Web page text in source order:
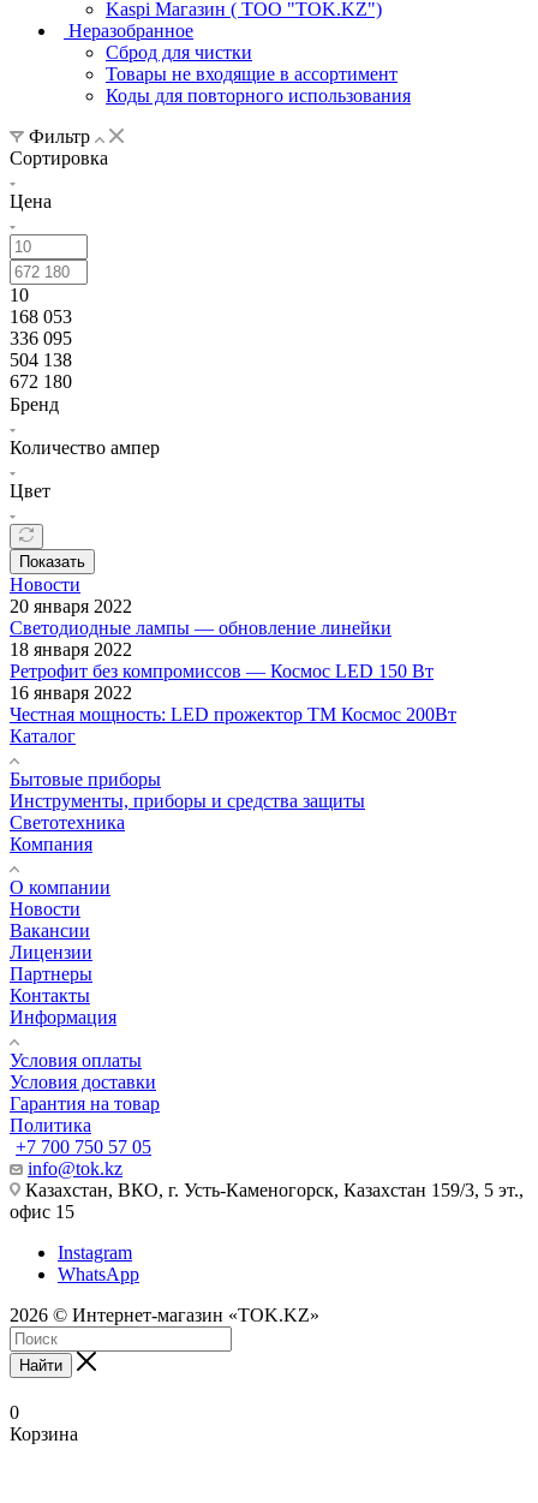
Kaspi Магазин ( ТОО "TOK.KZ")
Неразобранное
Сброд для чистки
Товары не входящие в ассортимент
Коды для повторного использования
Фильтр
Сортировка
Цена
10
168 053
336 095
504 138
672 180
Бренд
Количество ампер
Цвет
Показать
Новости
20 января 2022
Светодиодные лампы — обновление линейки
18 января 2022
Ретрофит без компромиссов — Космос LED 150 Вт
16 января 2022
Честная мощность: LED прожектор ТМ Космос 200Вт
Каталог
Бытовые приборы
Инструменты, приборы и средства защиты
Светотехника
Компания
О компании
Новости
Вакансии
Лицензии
Партнеры
Контакты
Информация
Условия оплаты
Условия доставки
Гарантия на товар
Политика
+7 700 750 57 05
info@tok.kz
Казахстан, ВКО, г. Усть-Каменогорск, Казахстан 159/3, 5 эт.,
офис 15
Instagram
WhatsApp
2026 © Интернет-магазин «TOK.KZ»
Найти
0
Корзина